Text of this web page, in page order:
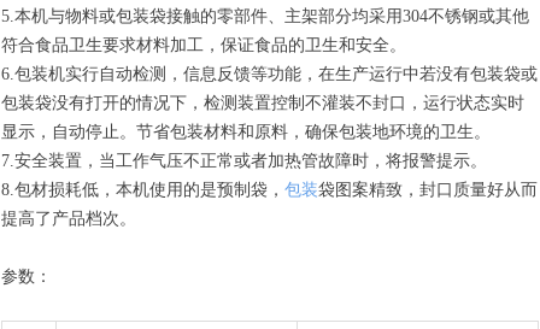
5.本机与物料或包装袋接触的零部件、主架部分均采用304不锈钢或其他
符合食品卫生要求材料加工，保证食品的卫生和安全。
6.包装机实行自动检测，信息反馈等功能，在生产运行中若没有包装袋或
包装袋没有打开的情况下，检测装置控制不灌装不封口，运行状态实时
显示，自动停止。节省包装材料和原料，确保包装地环境的卫生。
7.安全装置，当工作气压不正常或者加热管故障时，将报警提示。
8.包材损耗低，本机使用的是预制袋， 包装袋图案精致，封口质量好从而
提高了产品档次。
参数：